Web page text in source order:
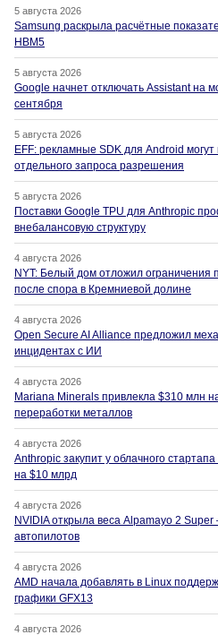
5 августа 2026
Samsung раскрыла расчётные
HBM5
5 августа 2026
Google начнет отключать Assistant на
сентября
5 августа 2026
EFF: рекламные SDK для Android
отдельного запроса разрешения
5 августа 2026
Поставки Google TPU для Anthropic
внебалансовую структуру
4 августа 2026
NYT: Белый дом отложил ограничения
после спора в Кремниевой долине
4 августа 2026
Open Secure AI Alliance предложил
инцидентах с ИИ
4 августа 2026
Mariana Minerals привлекла $310 млн
переработки металлов
4 августа 2026
Anthropic закупит у облачного
на $10 млрд
4 августа 2026
NVIDIA открыла веса Alpamayo 2
автопилотов
4 августа 2026
AMD начала добавлять в Linux
графики GFX13
4 августа 2026